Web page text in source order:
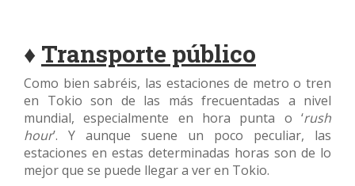
♦ Transporte público
Como bien sabréis, las estaciones de metro o tren
en Tokio son de las más frecuentadas a nivel
mundial, especialmente en hora punta o ‘rush
hour’. Y aunque suene un poco peculiar, las
estaciones en estas determinadas horas son de lo
mejor que se puede llegar a ver en Tokio.